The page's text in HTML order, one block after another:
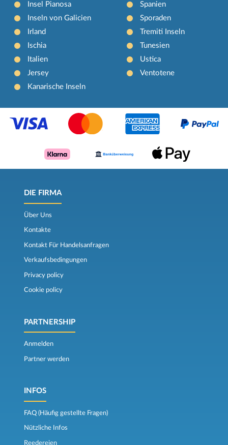
Insel Pianosa
Inseln von Galicien
Irland
Ischia
Italien
Jersey
Kanarische Inseln
Spanien
Sporaden
Tremiti Inseln
Tunesien
Ustica
Ventotene
DIE FIRMA
Über Uns
Kontakte
Kontakt Für Handelsanfragen
Verkaufsbedingungen
Privacy policy
Cookie policy
PARTNERSHIP
Anmelden
Partner werden
INFOS
FAQ (Häufig gestellte Fragen)
Nützliche Infos
Reedereien